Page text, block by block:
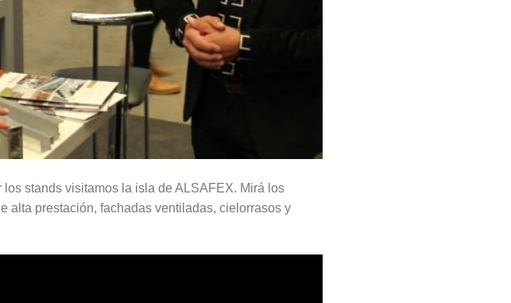
stands visitamos la isla de ALSAFEX. Mirá los
alta prestación, fachadas ventiladas, cielorrasos y